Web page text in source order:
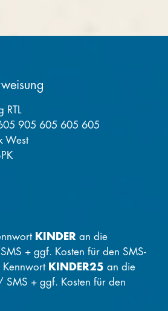
RTL
905 605 605 605
West
KINDER an die
+ ggf. Kosten für den SMS-
Kennwort KINDER25 an die
SMS + ggf. Kosten für den